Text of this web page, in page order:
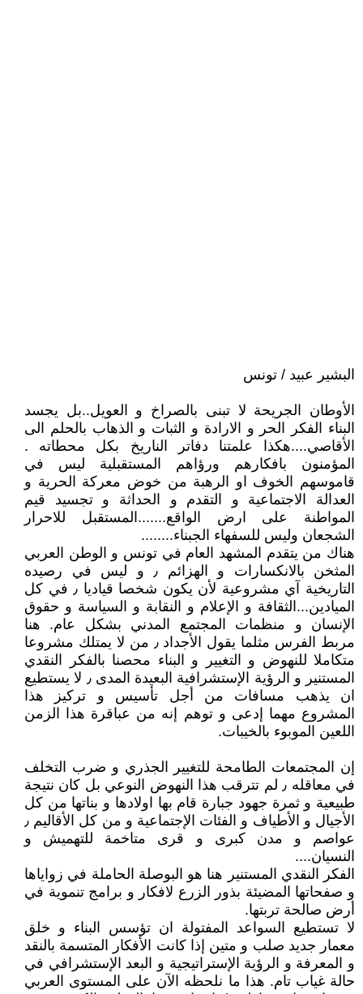
البشير عبيد / تونس
الأوطان الجريحة لا تبنى بالصراخ و العويل..بل يجسد
البناء الفكر الحر و الارادة و الثبات و الذهاب بالحلم الى
الأقاصي....هكذا علمتنا دفاتر الناريخ بكل محطاته .
المؤمنون بافكارهم ورؤاهم المستقبلية ليس في
قاموسهم الخوف او الرهبة من خوض معركة الحرية و
العدالة الاجتماعية و التقدم و الحداثة و تجسيد قيم
المواطنة على ارض الواقع.......المستقبل للاحرار
الشجعان وليس للسفهاء الجبناء........
هناك من يتقدم المشهد العام في تونس و الوطن العربي
المثخن بالانكسارات و الهزائم ٫ و ليس في رصيده
التاريخية آي مشروعية لأن يكون شخصا قياديا ٫ في كل
الميادين...الثقافة و الإعلام و النقابة و السياسة و حقوق
الإنسان و منظمات المجتمع المدني بشكل عام. هنا
مربط الفرس مثلما يقول الأجداد ٫ من لا يمتلك مشروعا
متكاملا للنهوض و التغيير و البناء محصنا بالفكر النقدي
المستنير و الرؤية الإستشرافية البعيدة المدى ٫ لا يستطيع
ان يذهب مسافات من أجل تأسيس و تركيز هذا
المشروع مهما إدعى و توهم إنه من عباقرة هذا الزمن
اللعين الموبوء بالخيبات.
إن المجتمعات الطامحة للتغيير الجذري و ضرب التخلف
في معاقله ٫ لم تترقب هذا النهوض النوعي بل كان نتيجة
طبيعية و ثمرة جهود جبارة قام بها اولادها و بناتها من كل
الأجيال و الأطياف و الفئات الإجتماعية و من كل الأقاليم ٫
عواصم و مدن كبرى و قرى متاخمة للتهميش و
النسيان....
الفكر النقدي المستنير هنا هو البوصلة الحاملة في زواياها
و صفحاتها المضيئة بذور الزرع لافكار و برامج تنموية في
أرض صالحة تربتها.
لا تستطيع السواعد المفتولة ان تؤسس البناء و خلق
معمار جديد صلب و متين إذا كانت الأفكار المتسمة بالنقد
و المعرفة و الرؤية الإستراتيجية و البعد الإستشرافي في
حالة غياب تام. هذا ما نلحظه الآن على المستوى العربي